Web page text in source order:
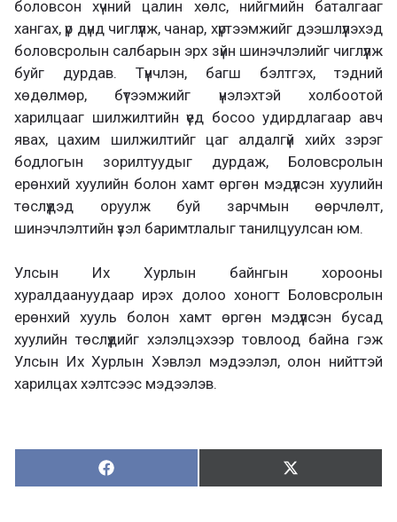
боловсон хүчний цалин хөлс, нийгмийн баталгааг
хангах, үр дүнд чиглүүлж, чанар, хүртээмжийг дээшлүүлэхэд
боловсролын салбарын эрх зүйн шинэчлэлийг чиглүүлж
буйг дурдав. Түүнчлэн, багш бэлтгэх, тэдний
хөдөлмөр, бүтээмжийг үнэлэхтэй холбоотой
харилцааг шилжилтийн үед босоо удирдлагаар авч
явах, цахим шилжилтийг цаг алдалгүй хийх зэрэг
бодлогын зорилтуудыг дурдаж, Боловсролын
ерөнхий хуулийн болон хамт өргөн мэдүүлсэн хуулийн
төслүүдэд оруулж буй зарчмын өөрчлөлт,
шинэчлэлтийн үзэл баримтлалыг танилцуулсан юм.
Улсын Их Хурлын байнгын хорооны
хуралдаануудаар ирэх долоо хоногт Боловсролын
ерөнхий хууль болон хамт өргөн мэдүүлсэн бусад
хуулийн төслүүдийг хэлэлцэхээр товлоод байна гэж
Улсын Их Хурлын Хэвлэл мэдээлэл, олон нийттэй
харилцах хэлтсээс мэдээлэв.
Хуваалцах:
Х
у
Түгээх:
Т